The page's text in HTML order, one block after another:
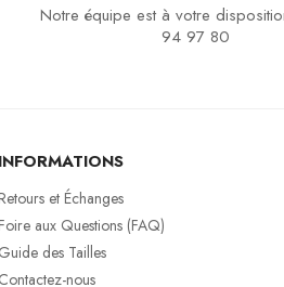
Notre équipe est à votre
94 97 80
INFORMATIONS
et Échanges
aux Questions (FAQ)
Guide des Tailles
Contactez-nous